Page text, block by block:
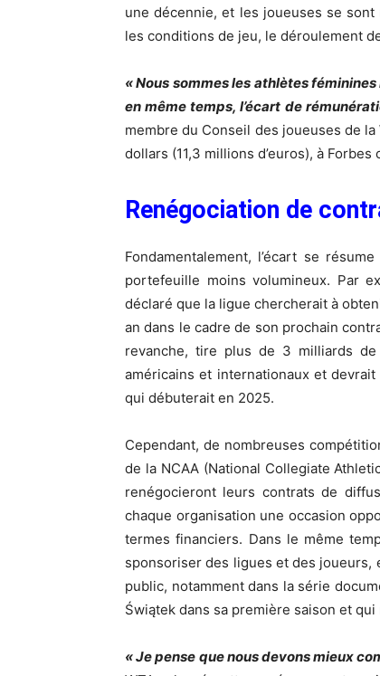
une décennie, et les joueuses se sont
les conditions de jeu, le déroulement
« Nous sommes les athlètes
en même temps, l’écart de
membre du Conseil des joueuses de
dollars (11,3 millions d’euros), à Forbes
Renégociation de
Fondamentalement, l’écart se
portefeuille moins volumineux. Par
déclaré que la ligue chercherait à
an dans le cadre de son prochain
revanche, tire plus de 3 milliards
américains et internationaux et
qui débuterait en 2025.
Cependant, de nombreuses
de la NCAA (National Collegiate
renégocieront leurs contrats de
chaque organisation une occasion
termes financiers. Dans le même
sponsoriser des ligues et des joueurs,
public, notamment dans la série
Świątek dans sa première saison et
« Je pense que nous devons mieux